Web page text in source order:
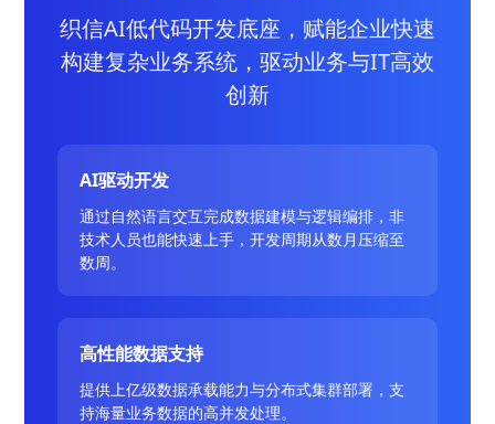
织信AI低代码开发底座，赋能企业快速
构建复杂业务系统，驱动业务与IT高效
创新
AI驱动开发
通过自然语言交互完成数据建模与逻辑编排，非
技术人员也能快速上手，开发周期从数月压缩至
数周。
高性能数据支持
提供上亿级数据承载能力与分布式集群部署，支
持海量业务数据的高并发处理。